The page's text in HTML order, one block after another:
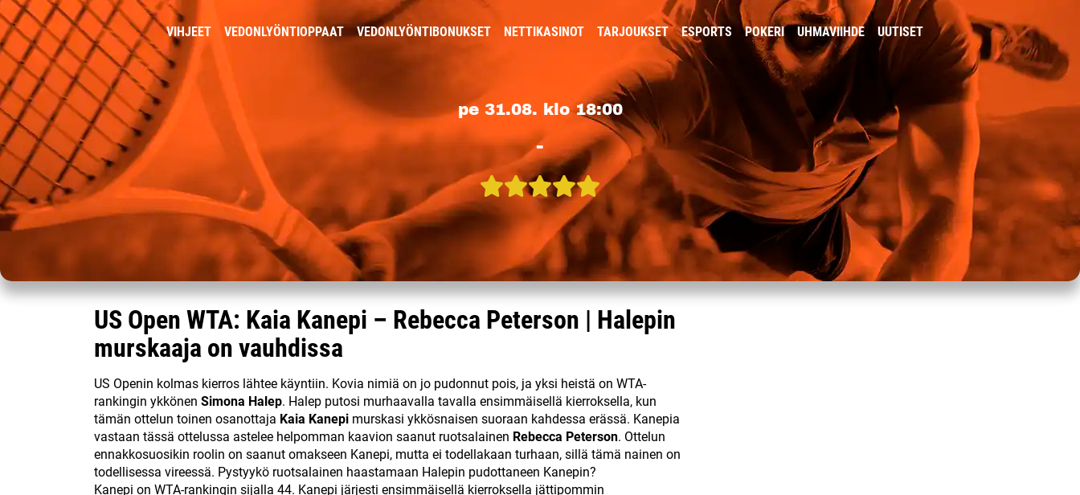
VIHJEET VEDONLYÖNTIOPPAAT VEDONLYÖNTIBONUKSET NETTIKASINOT TARJOUKSET ESPORTS POKERI UHMAVIIHDE UUTISET
pe 31.08. klo 18:00
-
US Open WTA: Kaia Kanepi – Rebecca Peterson | Halepin
murskaaja on vauhdissa
US Openin kolmas kierros lähtee käyntiin. Kovia nimiä on jo pudonnut pois, ja yksi heistä on WTA-
rankingin ykkönen Simona Halep. Halep putosi murhaavalla tavalla ensimmäisellä kierroksella, kun
tämän ottelun toinen osanottaja Kaia Kanepi murskasi ykkösnaisen suoraan kahdessa erässä. Kanepia
vastaan tässä ottelussa astelee helpomman kaavion saanut ruotsalainen Rebecca Peterson. Ottelun
ennakkosuosikin roolin on saanut omakseen Kanepi, mutta ei todellakaan turhaan, sillä tämä nainen on
todellisessa vireessä. Pystyykö ruotsalainen haastamaan Halepin pudottaneen Kanepin?
Kanepi on WTA-rankingin sijalla 44. Kanepi järjesti ensimmäisellä kierroksella jättipommin